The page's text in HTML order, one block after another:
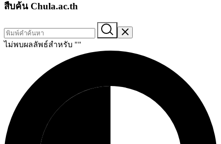
สืบค้น Chula.ac.th
ไม่พบผลลัพธ์สำหรับ ""